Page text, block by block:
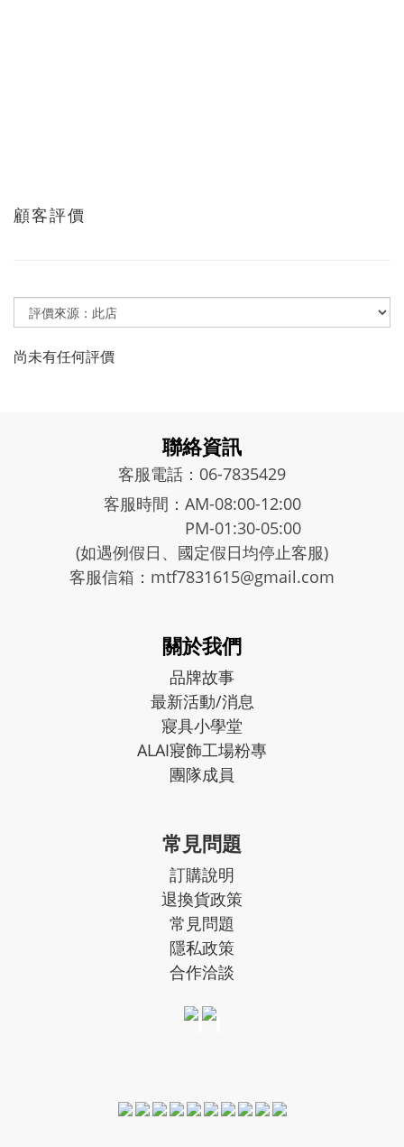
顧客評價
尚未有任何評價
聯絡資訊
客服電話：06-7835429
客服時間：AM-08:00-12:00
PM-01:30-05:00
(如遇例假日、國定假日均停止客服)
客服信箱：mtf7831615@gmail.com
關於我們
品牌故事
最新活動/消息
寢具小學堂
ALAI寢飾工場粉專
團隊成員
常見問題
訂購說明
退換貨政策
常見問題
隱私政策
合作洽談